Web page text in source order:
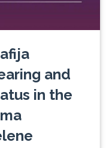
and
in the